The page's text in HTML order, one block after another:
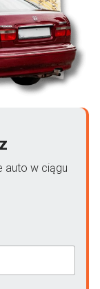
auto w ciągu